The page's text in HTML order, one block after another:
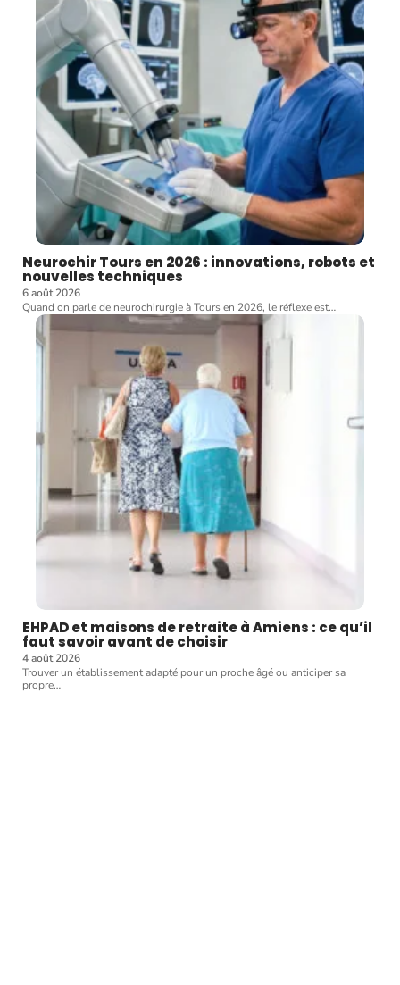
Neurochir Tours en 2026 : innovations, robots et
nouvelles techniques
6 août 2026
Quand on parle de neurochirurgie à Tours en 2026, le réflexe est…
EHPAD et maisons de retraite à Amiens : ce qu’il
faut savoir avant de choisir
4 août 2026
Trouver un établissement adapté pour un proche âgé ou anticiper sa
propre…